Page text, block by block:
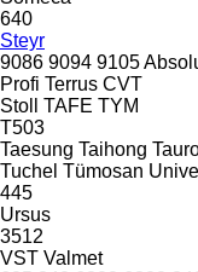
640
Steyr
9086 9094 9105
Profi Terrus CVT
Stoll
TAFE TYM
T503
Taesung Taihong
Tuchel Tümosan
445
Ursus
3512
VST Valmet